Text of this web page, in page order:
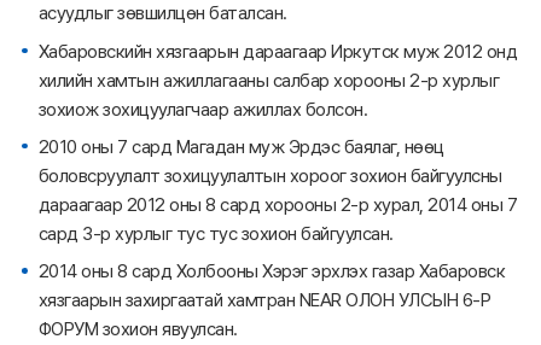
асуудлыг зөвшилцөн баталсан.
Хабаровскийн хязгаарын дараагаар Иркутск муж 2012 онд
хилийн хамтын ажиллагааны салбар хорооны 2-р хурлыг
зохиож зохицуулагчаар ажиллах болсон.
2010 оны 7 сард Магадан муж Эрдэс баялаг, нөөц
боловсруулалт зохицуулалтын хороог зохион байгуулсны
дараагаар 2012 оны 8 сард хорооны 2-р хурал, 2014 оны 7
сард 3-р хурлыг тус тус зохион байгуулсан.
2014 оны 8 сард Холбооны Хэрэг эрхлэх газар Хабаровск
хязгаарын захиргаатай хамтран NEAR ОЛОН УЛСЫН 6-Р
ФОРУМ зохион явуулсан.